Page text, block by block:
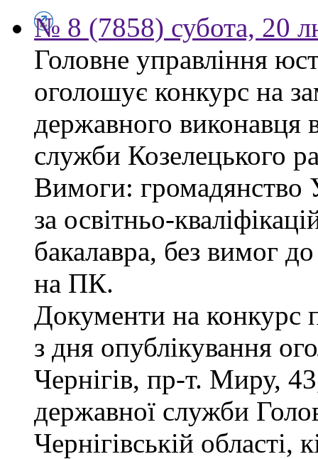
№ 8 (7858) субота, 20
Головне управління
оголошує конкурс на
державного виконавця
служби Козелецького
Вимоги: громадянство
за освітньо-
бакалавра, без вимог
на ПК.
Документи на конкурс
з дня опублікування
Чернігів, пр-т. Миру,
державної служби
Чернігівській